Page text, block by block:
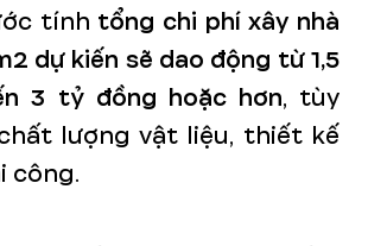
tính tổng chi phí xây nhà
dự kiến sẽ dao động từ 1,5
3 tỷ đồng hoặc hơn, tùy
lượng vật liệu, thiết kế
công.